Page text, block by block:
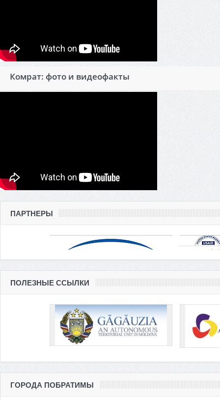
Комрат: фото и видеофакты
ПАРТНЕРЫ
ПОЛЕЗНЫЕ ССЫЛКИ
ГОРОДА ПОБРАТИМЫ